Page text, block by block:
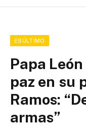
ESÚLTIMO
Papa
paz en su
Ramos:
armas”